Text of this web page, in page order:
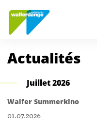
Actualités
Juillet 2026
Walfer Summerkino
01.07.2026